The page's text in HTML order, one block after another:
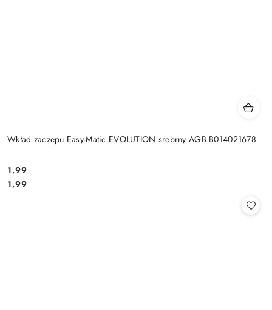
Wkład zaczepu Easy-Matic EVOLUTION srebrny AGB B014021678
Cena:
1.99
Cena:
1.99